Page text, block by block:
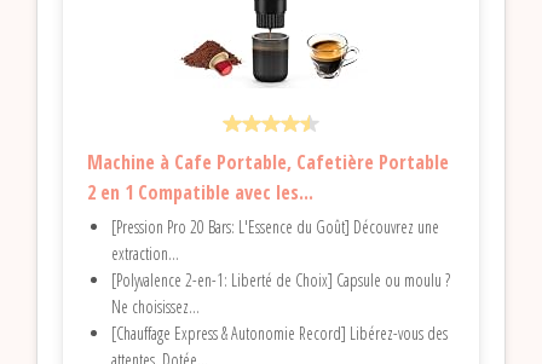
Machine à Cafe Portable, Cafetière Portable
2 en 1 Compatible avec les...
[Pression Pro 20 Bars: L'Essence du Goût] Découvrez une
extraction...
[Polyvalence 2-en-1: Liberté de Choix] Capsule ou moulu ?
Ne choisissez...
[Chauffage Express & Autonomie Record] Libérez-vous des